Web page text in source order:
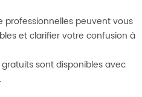
professionnelles peuvent vous
et clarifier votre confusion à
sont disponibles avec